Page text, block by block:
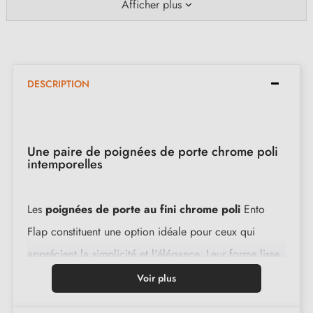
Afficher plus
DESCRIPTION
Une paire de poignées de porte chrome poli
intemporelles
Les poignées de porte au fini chrome poli Ento
Flap constituent une option idéale pour ceux qui
apprécient la simplicité et l'élégance. Leur forme lisse
permet une prise en main agréable, tout en restant
Voir plus